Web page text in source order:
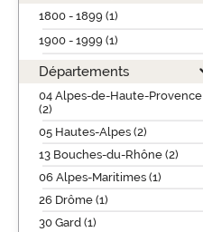
1800 - 1899 (1)
1900 - 1999 (1)
Départements
04 Alpes-de-Haute-Provence
(2)
05 Hautes-Alpes (2)
13 Bouches-du-Rhône (2)
06 Alpes-Maritimes (1)
26 Drôme (1)
30 Gard (1)